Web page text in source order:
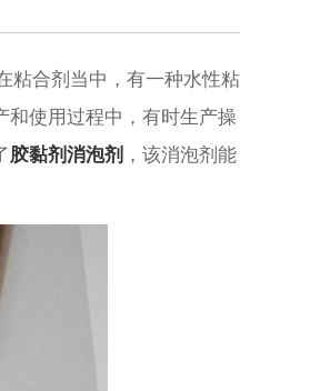
粘合剂当中，有一种水性粘
和使用过程中，有时生产操
胶黏剂消泡剂 ，该消泡剂能